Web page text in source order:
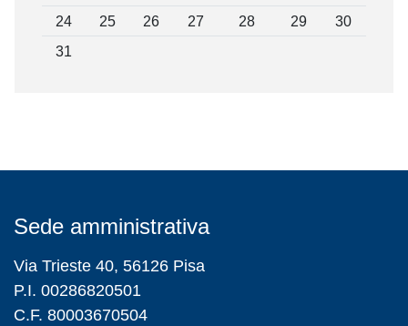
24
25 26 27 28 29
30
31
Sede amministrativa
Via Trieste 40, 56126 Pisa
P.I. 00286820501
C.F. 80003670504